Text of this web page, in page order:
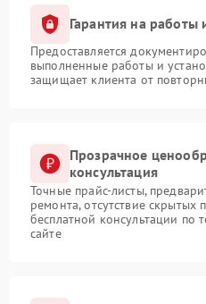
Гарантия на работы
Предоставляется
выполненные работы и
защищает клиента от
Прозрачное
консультация
Точные прайс-листы,
ремонта, отсутствие скрытых
бесплатной консультации по
сайте